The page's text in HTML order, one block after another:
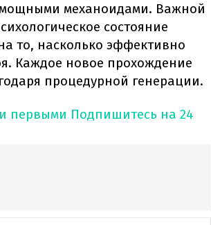
мощными механоидами. Важной
состояние
то, насколько эффективно
Каждое новое прохождение
процедурной генерации.
первыми Подпишитесь на 24